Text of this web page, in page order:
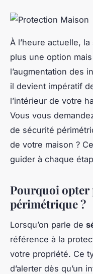
À l’heure actuelle, la
plus une option
l’augmentation des
il devient impératif
l’intérieur de votre
Vous vous
de sécurité
de votre maison ?
guider à chaque
Pourquoi opter
périmétrique ?
Lorsqu’on parle de
référence à la
votre propriété. Ce
d’alerter dès qu’un